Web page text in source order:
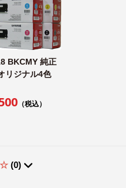
BKCMY 純正
リジナル4色
（税込）
(0)